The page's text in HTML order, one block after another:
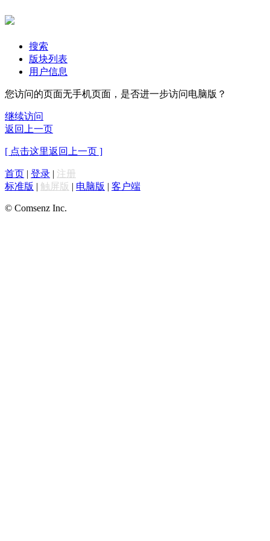
搜索
版块列表
用户信息
您访问的页面无手机页面，是否进一步访问电脑版？
继续访问
返回上一页
[ 点击这里返回上一页 ]
首页 | 登录 | 注册
标准版 | 触屏版 | 电脑版 | 客户端
© Comsenz Inc.